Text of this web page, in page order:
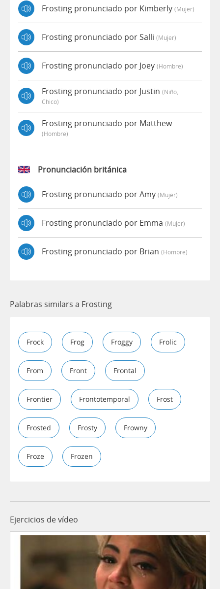
Frosting pronunciado por Kimberly (mujer)
Frosting pronunciado por Salli (mujer)
Frosting pronunciado por Joey (hombre)
Frosting pronunciado por Justin (niño,
Chico)
Frosting pronunciado por Matthew
(hombre)
Pronunciación británica
Frosting pronunciado por Amy (mujer)
Frosting pronunciado por Emma (mujer)
Frosting pronunciado por Brian (hombre)
Palabras similars a Frosting
Frock Frog Froggy Frolic
From Front Frontal
Frontier Frontotemporal Frost
Frosted Frosty Frowny
Froze Frozen
Ejercicios de vídeo